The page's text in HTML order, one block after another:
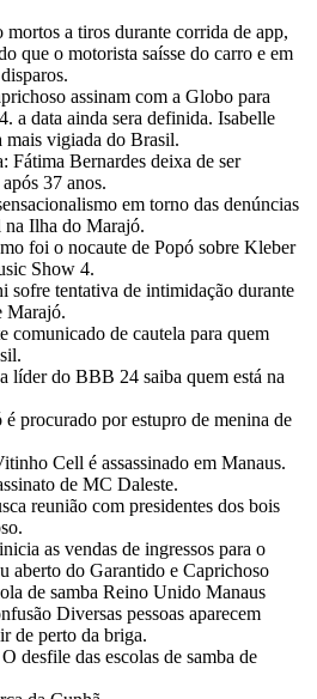
mortos a tiros durante corrida de app,
que o motorista saísse do carro e em
assinam com a Globo para
a data ainda sera definida. Isabelle
mais vigiada do Brasil.
Fátima Bernardes deixa de ser
37 anos.
em torno das denúncias
Ilha do Marajó.
foi o nocaute de Popó sobre Kleber
Show 4.
sofre tentativa de intimidação durante
Marajó.
comunicado de cautela para quem
líder do BBB 24 saiba quem está na
procurado por estupro de menina de
Cell é assassinado em Manaus.
de MC Daleste.
reunião com presidentes dos bois
as vendas de ingressos para o
aberto do Garantido e Caprichoso
de samba Reino Unido Manaus
Diversas pessoas aparecem
de perto da briga.
desfile das escolas de samba de